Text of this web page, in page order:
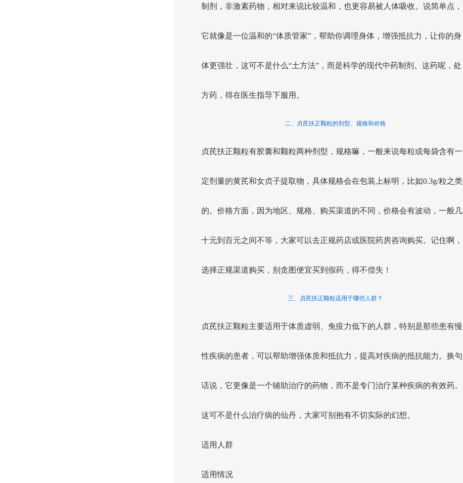
制剂，非激素药物，相对来说比较温和，也更容易被人体吸收。说简单点，
它就像是一位温和的“体质管家”，帮助你调理身体，增强抵抗力，让你的身
体更强壮，这可不是什么“土方法”，而是科学的现代中药制剂。这药呢，处
方药，得在医生指导下服用。
二、贞芪扶正颗粒的剂型、规格和价格
贞芪扶正颗粒有胶囊和颗粒两种剂型，规格嘛，一般来说每粒或每袋含有一
定剂量的黄芪和女贞子提取物，具体规格会在包装上标明，比如0.3g/粒之类
的。价格方面，因为地区、规格、购买渠道的不同，价格会有波动，一般几
十元到百元之间不等，大家可以去正规药店或医院药房咨询购买。记住啊，
选择正规渠道购买，别贪图便宜买到假药，得不偿失！
三、贞芪扶正颗粒适用于哪些人群？
贞芪扶正颗粒主要适用于体质虚弱、免疫力低下的人群，特别是那些患有慢
性疾病的患者，可以帮助增强体质和抵抗力，提高对疾病的抵抗能力。换句
话说，它更像是一个辅助治疗的药物，而不是专门治疗某种疾病的有效药。
这可不是什么治疗病的仙丹，大家可别抱有不切实际的幻想。
适用人群
适用情况